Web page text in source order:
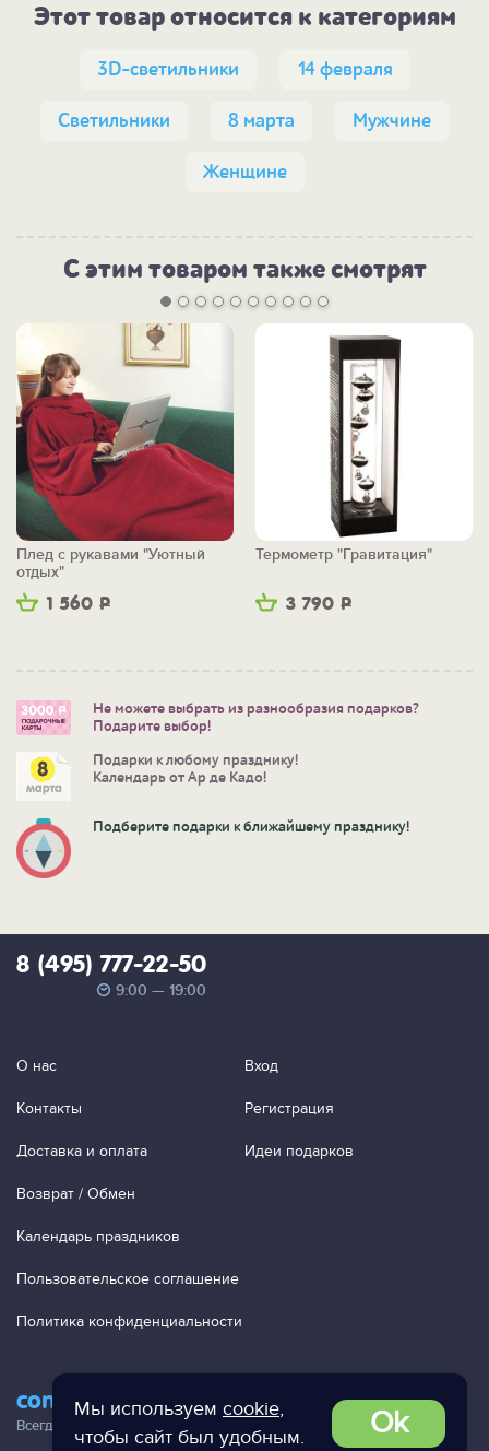
Мы используем cookie,
чтобы сайт был удобным.
Ok
Этот товар относится к категориям
3D-светильники 14 февраля
Светильники 8 марта Мужчине
Женщине
С этим товаром также смотрят
1 560 Р
Плед с рукавами "Уютный
отдых"
3 790 Р
Термометр "Гравитация"
Не можете выбрать из разнообразия подарков?
Подарите выбор!
Подарки к любому празднику!
Календарь от Ар де Кадо!
Подберите подарки к ближайшему празднику!
contact@ac-studio.ru
Всегда отвечаем на ваши письма!
8 (495) 777-22-50
9:00 — 19:00
О нас
Контакты
Доставка и оплата
Возврат / Обмен
Календарь праздников
Пользовательское соглашение
Политика конфиденциальности
Вход
Регистрация
Идеи подарков